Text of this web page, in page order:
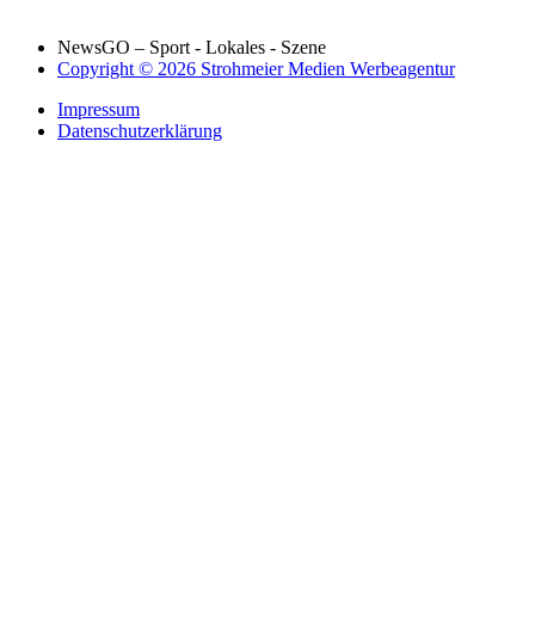
NewsGO – Sport - Lokales - Szene
Copyright © 2026 Strohmeier Medien Werbeagentur
Impressum
Datenschutzerklärung